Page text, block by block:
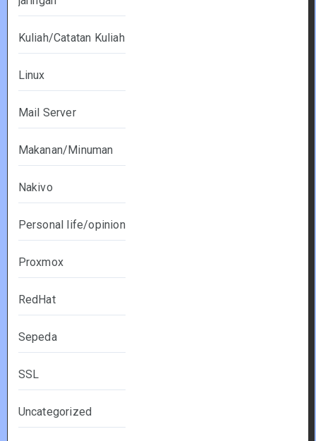
Kuliah/Catatan Kuliah
Linux
Mail Server
Makanan/Minuman
Nakivo
Personal life/opinion
Proxmox
RedHat
Sepeda
SSL
Uncategorized